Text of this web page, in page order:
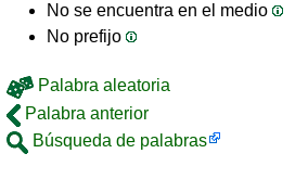
No se encuentra en el medio
No prefijo
Palabra aleatoria
Palabra anterior
Búsqueda de palabras